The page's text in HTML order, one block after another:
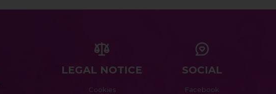
LEGAL NOTICE
Cookies
SOCIAL
Facebook